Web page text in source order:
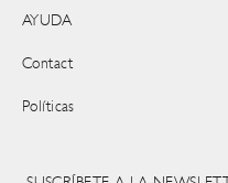
AYUDA
Contact
Políticas